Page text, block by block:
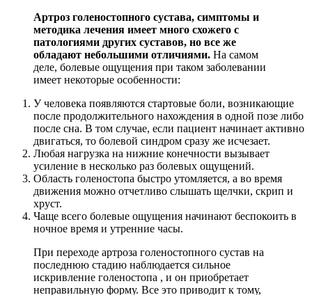
Артроз голеностопного сустава, симптомы и
методика лечения имеет много схожего с
патологиями других суставов, но все же
обладают небольшими отличиями. На самом
деле, болевые ощущения при таком заболевании
имеет некоторые особенности:
У человека появляются стартовые боли, возникающие
после продолжительного нахождения в одной позе либо
после сна. В том случае, если пациент начинает активно
двигаться, то болевой синдром сразу же исчезает.
Любая нагрузка на нижние конечности вызывает
усиление в несколько раз болевых ощущений.
Область голеностопа быстро утомляется, а во время
движения можно отчетливо слышать щелчки, скрип и
хруст.
Чаще всего болевые ощущения начинают беспокоить в
ночное время и утренние часы.
При переходе артроза голеностопного сустав на
последнюю стадию наблюдается сильное
искривление голеностопа , и он приобретает
неправильную форму. Все это приводит к тому,